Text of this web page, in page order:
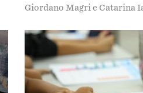
Giordano Magri e Catarina